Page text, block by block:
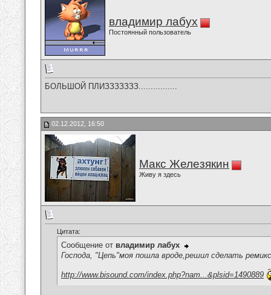
владимир лабух
Постоянный пользователь
БОЛЬШОЙ ПЛИЗЗЗЗЗЗЗ................
02.12.2012, 16:50
Макс Железякин
Живу я здесь
Цитата:
Сообщение от владимир лабух
Господа, "Цепь"моя пошла вроде,решил сделать
http://www.bisound.com/index.php?nam...&plsid=1490889